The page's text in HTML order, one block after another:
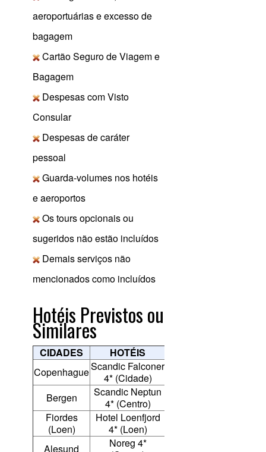
aeroportuárias e excesso de
bagagem
Cartão Seguro de Viagem e
Bagagem
Despesas com Visto
Consular
Despesas de caráter
pessoal
Guarda-volumes nos hotéis
e aeroportos
Os tours opcionais ou
sugeridos não estão incluídos
Demais serviços não
mencionados como incluídos
Hotéis Previstos ou
Similares
CIDADES
HOTÉIS
CopenhagueScandic Falconer
4* (Cidade)
Bergen
Scandic Neptun
4* (Centro)
Fiordes
(Loen)
Hotel Loenfjord
4* (Loen)
Alesund
Noreg 4*